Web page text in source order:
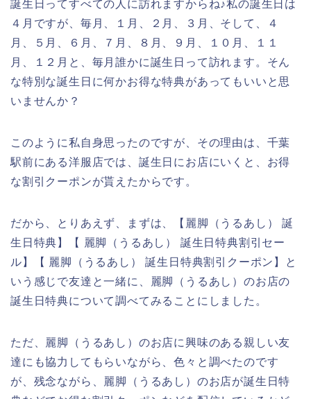
誕生日ってすべての人に訪れますからね♪私の誕生日は
４月ですが、毎月、１月、２月、３月、そして、４
月、５月、６月、７月、８月、９月、１０月、１１
月、１２月と、毎月誰かに誕生日って訪れます。そん
な特別な誕生日に何かお得な特典があってもいいと思
いませんか？
このように私自身思ったのですが、その理由は、千葉
駅前にある洋服店では、誕生日にお店にいくと、お得
な割引クーポンが貰えたからです。
だから、とりあえず、まずは、【麗脚（うるあし） 誕
生日特典】【 麗脚（うるあし） 誕生日特典割引セー
ル】【 麗脚（うるあし） 誕生日特典割引クーポン】と
いう感じで友達と一緒に、麗脚（うるあし）のお店の
誕生日特典について調べてみることにしました。
ただ、麗脚（うるあし）のお店に興味のある親しい友
達にも協力してもらいながら、色々と調べたのです
が、残念ながら、麗脚（うるあし）のお店が誕生日特